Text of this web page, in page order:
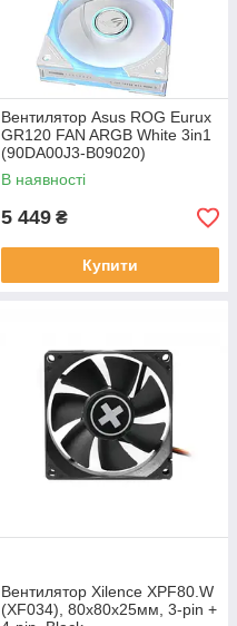
Вентилятор Asus ROG Eurux
GR120 FAN ARGB White 3in1
(90DA00J3-B09020)
В наявності
5 449 ₴
Купити
Вентилятор Xilence XPF80.W
(XF034), 80х80х25мм, 3-pin +